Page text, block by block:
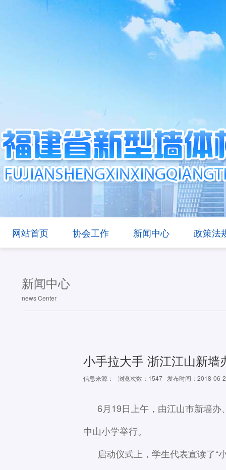
网站首页 协会工作 新闻中心 政策法
新闻中心
news Center
小手拉大手 浙江江山新墙
信息来源： 浏览次数：1547 发布时间：2018-06-
6月19日上午，由江山市新墙办
中山小学举行。
启动仪式上，学生代表宣读了“